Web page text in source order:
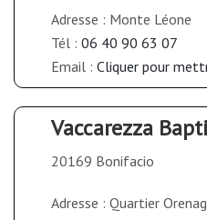
Adresse : Monte Léone
Tél : 06 40 90 63 07
Email : Cliquer pour
Vaccarezza
20169 Bonifacio
Adresse : Quartier